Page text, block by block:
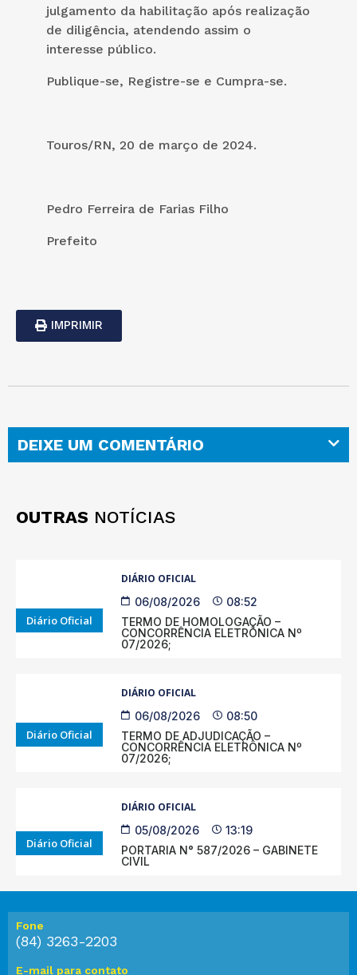
julgamento da habilitação após realização
de diligência, atendendo assim o
interesse público.
Publique-se, Registre-se e Cumpra-se.
Touros/RN, 20 de março de 2024.
Pedro Ferreira de Farias Filho
Prefeito
IMPRIMIR
DEIXE UM COMENTÁRIO
OUTRAS NOTÍCIAS
Diário Oficial
DIÁRIO OFICIAL
06/08/2026
08:52
TERMO DE HOMOLOGAÇÃO –
CONCORRÊNCIA ELETRÔNICA Nº
07/2026;
Diário Oficial
DIÁRIO OFICIAL
06/08/2026
08:50
TERMO DE ADJUDICAÇÃO –
CONCORRÊNCIA ELETRÔNICA Nº
07/2026;
Diário Oficial
DIÁRIO OFICIAL
05/08/2026
13:19
PORTARIA N° 587/2026 – GABINETE
CIVIL
Fone
(84) 3263-2203
E-mail para contato